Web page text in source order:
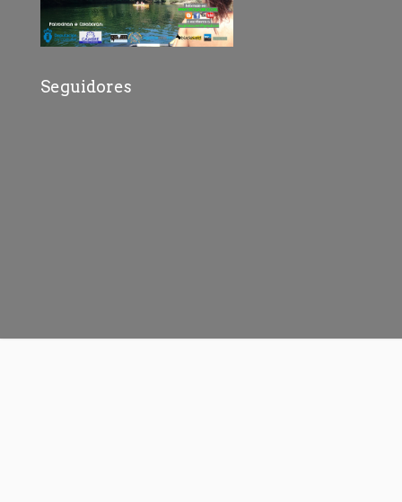
Seguidores